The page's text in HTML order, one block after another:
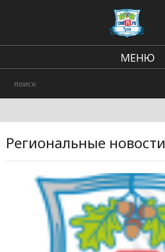
МЕНЮ
Городские события
Региональные новости